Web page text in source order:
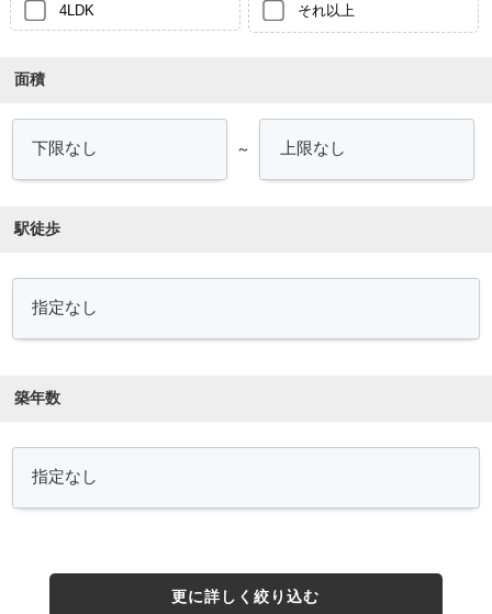
4LDK それ以上
面積
～
駅徒歩
築年数
更に詳しく絞り込む